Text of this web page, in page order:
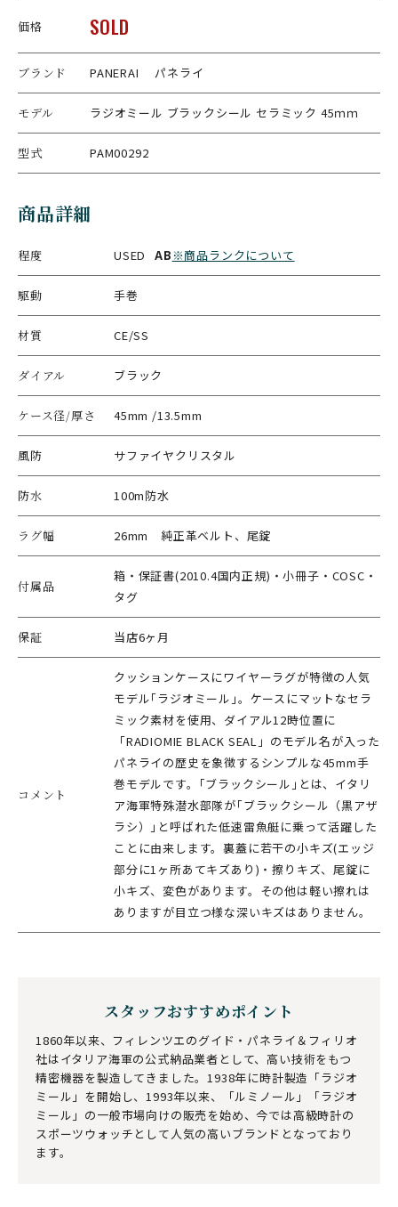
価格 SOLD
ブランド PANERAI パネライ
モデル ラジオミール ブラックシール セラミック 45ｍｍ
型式 PAM00292
商品詳細
程度 USED AB ※商品ランクについて
駆動 手巻
材質 CE/SS
ダイアル ブラック
ケース径/厚さ 45mm /13.5mm
風防 サファイヤクリスタル
防水 100m防水
ラグ幅 26mm 純正革ベルト、尾錠
付属品
箱・保証書(2010.4国内正規)・小冊子・COSC・
タグ
保証 当店6ヶ月
コメント
クッションケースにワイヤーラグが特徴の人気
モデル｢ラジオミール｣。ケースにマットなセラ
ミック素材を使用、ダイアル12時位置に
「RADIOMIE BLACK SEAL」のモデル名が入った
パネライの歴史を象徴するシンプルな45mm手
巻モデルです。｢ブラックシール｣とは、イタリ
ア海軍特殊潜水部隊が｢ブラックシール（黒アザ
ラシ）｣と呼ばれた低速雷魚艇に乗って活躍した
ことに由来します。裏蓋に若干の小キズ(エッジ
部分に1ヶ所あてキズあり)・擦りキズ、尾錠に
小キズ、変色があります。その他は軽い擦れは
ありますが目立つ様な深いキズはありません。
スタッフおすすめポイント
1860年以来、フィレンツエのグイド・パネライ＆フィリオ
社はイタリア海軍の公式納品業者として、高い技術をもつ
精密機器を製造してきました。1938年に時計製造「ラジオ
ミール」を開始し、1993年以来、「ルミノール」「ラジオ
ミール」の一般市場向けの販売を始め、今では高級時計の
スポーツウォッチとして人気の高いブランドとなっており
ます。